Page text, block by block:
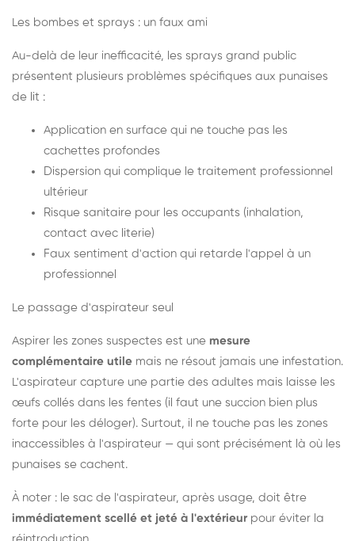
Les bombes et sprays : un faux ami
Au-delà de leur inefficacité, les sprays grand public
présentent plusieurs problèmes spécifiques aux punaises
de lit :
Application en surface qui ne touche pas les
cachettes profondes
Dispersion qui complique le traitement professionnel
ultérieur
Risque sanitaire pour les occupants (inhalation,
contact avec literie)
Faux sentiment d'action qui retarde l'appel à un
professionnel
Le passage d'aspirateur seul
Aspirer les zones suspectes est une mesure
complémentaire utile mais ne résout jamais une infestation.
L'aspirateur capture une partie des adultes mais laisse les
œufs collés dans les fentes (il faut une succion bien plus
forte pour les déloger). Surtout, il ne touche pas les zones
inaccessibles à l'aspirateur — qui sont précisément là où les
punaises se cachent.
À noter : le sac de l'aspirateur, après usage, doit être
immédiatement scellé et jeté à l'extérieur pour éviter la